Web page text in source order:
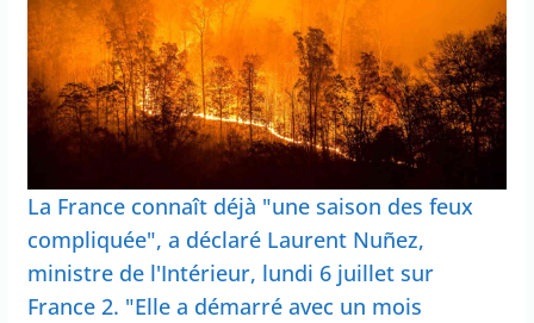
La France connaît déjà "une saison des feux
compliquée", a déclaré Laurent Nuñez,
ministre de l'Intérieur, lundi 6 juillet sur
France 2. "Elle a démarré avec un mois